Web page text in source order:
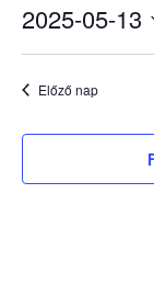
2025-05-13
kiválasztása.
Előző nap